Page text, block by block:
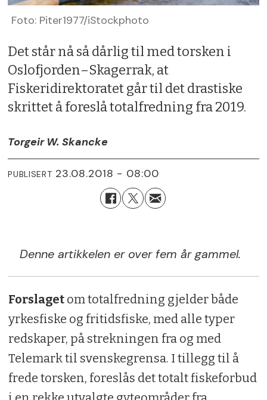
Foto: Piter1977/iStockphoto
Det står nå så dårlig til med torsken i
Oslofjorden–Skagerrak, at
Fiskeridirektoratet går til det drastiske
skrittet å foreslå totalfredning fra 2019.
Torgeir W. Skancke
PUBLISERT 23.08.2018 - 08:00
Denne artikkelen er over fem år gammel.
Forslagetom totalfredning gjelder både
yrkesfiske og fritidsfiske, med alle typer
redskaper, på strekningen fra og med
Telemark til svenskegrensa. I tillegg til å
frede torsken, foreslås det totalt fiskeforbud